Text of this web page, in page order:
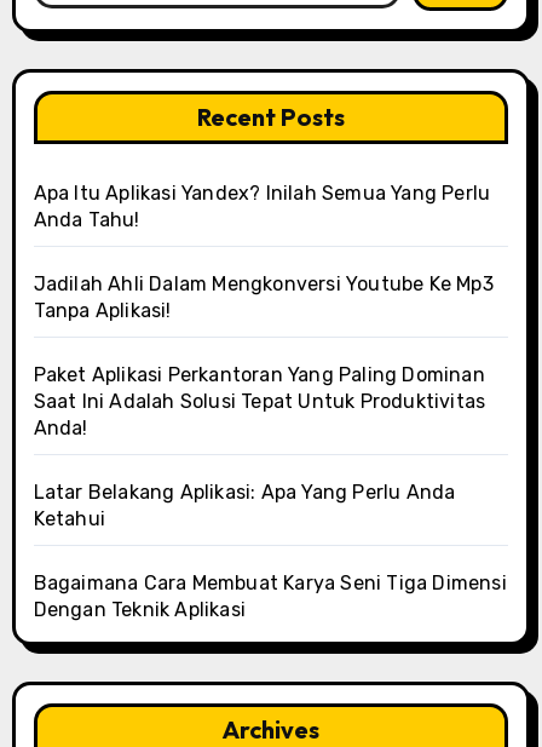
Recent Posts
Apa Itu Aplikasi Yandex? Inilah Semua Yang Perlu
Anda Tahu!
Jadilah Ahli Dalam Mengkonversi Youtube Ke Mp3
Tanpa Aplikasi!
Paket Aplikasi Perkantoran Yang Paling Dominan
Saat Ini Adalah Solusi Tepat Untuk Produktivitas
Anda!
Latar Belakang Aplikasi: Apa Yang Perlu Anda
Ketahui
Bagaimana Cara Membuat Karya Seni Tiga Dimensi
Dengan Teknik Aplikasi
Archives